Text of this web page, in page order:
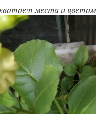
места и цветам